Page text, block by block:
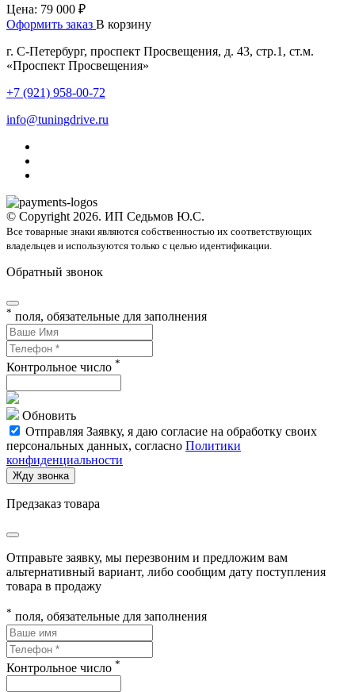
Цена: 79 000 ₽
Оформить заказ В корзину
г. С-Петербург, проспект Просвещения, д. 43, стр.1, ст.м.
«Проспект Просвещения»
+7 (921) 958-00-72
info@tuningdrive.ru
© Copyright 2026. ИП Седьмов Ю.С.
Все товарные знаки являются собственностью их соответствующих
владельцев и используются только с целью идентификации.
Обратный звонок
* поля, обязательные для заполнения
Контрольное число *
Обновить
Отправляя Заявку, я даю согласие на обработку своих
персональных данных, согласно Политики
конфиденциальности
Жду звонка
Предзаказ товара
Отправьте заявку, мы перезвоним и предложим вам
альтернативный вариант, либо сообщим дату поступления
товара в продажу
* поля, обязательные для заполнения
Контрольное число *